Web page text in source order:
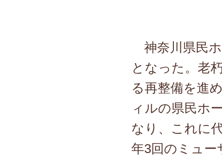
神奈川県民
となった。老
る再整備を進
ィルの県民ホ
なり、これに
年3回のミュー